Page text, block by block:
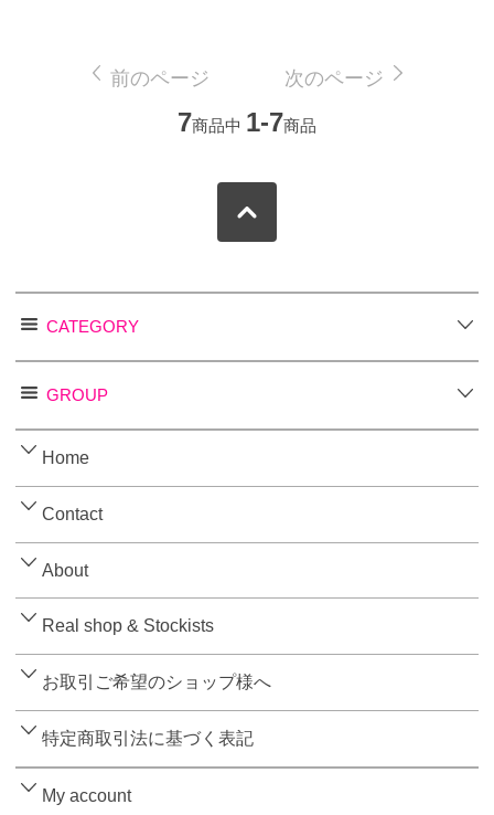
前のページ 次のページ
7商品中 1-7商品
CATEGORY
GROUP
Home
Contact
About
Real shop & Stockists
お取引ご希望のショップ様へ
特定商取引法に基づく表記
My account